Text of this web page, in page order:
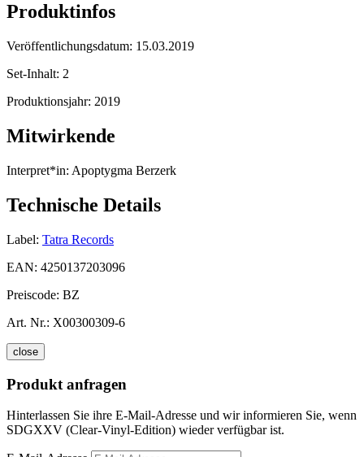
Produktinfos
Veröffentlichungsdatum: 15.03.2019
Set-Inhalt: 2
Produktionsjahr: 2019
Mitwirkende
Interpret*in: Apoptygma Berzerk
Technische Details
Label: Tatra Records
EAN: 4250137203096
Preiscode: BZ
Art. Nr.: X00300309-6
close
Produkt anfragen
Hinterlassen Sie ihre E-Mail-Adresse und wir informieren Sie, wenn
SDGXXV (Clear-Vinyl-Edition) wieder verfügbar ist.